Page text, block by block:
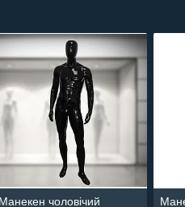
Манекен чоловічий